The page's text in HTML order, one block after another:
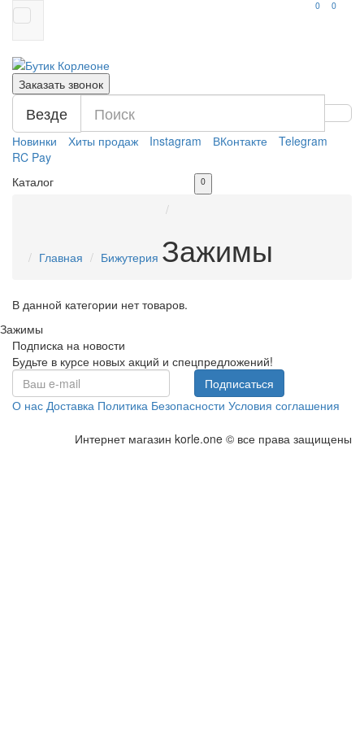
0 0
Заказать звонок
Везде
Новинки Хиты продаж Instagram ВКонтакте
Telegram
RC Pay
Каталог
0
Главная Бижутерия Зажимы
В данной категории нет товаров.
Зажимы
Подписка на новости
Будьте в курсе новых акций и спецпредложений!
Подписаться
О нас Доставка Политика Безопасности Условия соглашения
Интернет магазин korle.one © все права защищены